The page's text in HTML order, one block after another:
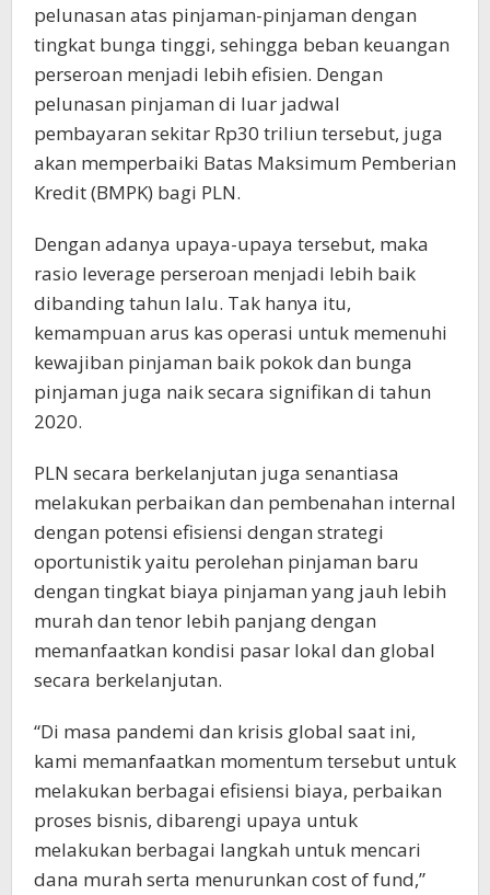
pelunasan atas pinjaman-pinjaman dengan
tingkat bunga tinggi, sehingga beban keuangan
perseroan menjadi lebih efisien. Dengan
pelunasan pinjaman di luar jadwal
pembayaran sekitar Rp30 triliun tersebut, juga
akan memperbaiki Batas Maksimum Pemberian
Kredit (BMPK) bagi PLN.
Dengan adanya upaya-upaya tersebut, maka
rasio leverage perseroan menjadi lebih baik
dibanding tahun lalu. Tak hanya itu,
kemampuan arus kas operasi untuk memenuhi
kewajiban pinjaman baik pokok dan bunga
pinjaman juga naik secara signifikan di tahun
2020.
PLN secara berkelanjutan juga senantiasa
melakukan perbaikan dan pembenahan internal
dengan potensi efisiensi dengan strategi
oportunistik yaitu perolehan pinjaman baru
dengan tingkat biaya pinjaman yang jauh lebih
murah dan tenor lebih panjang dengan
memanfaatkan kondisi pasar lokal dan global
secara berkelanjutan.
“Di masa pandemi dan krisis global saat ini,
kami memanfaatkan momentum tersebut untuk
melakukan berbagai efisiensi biaya, perbaikan
proses bisnis, dibarengi upaya untuk
melakukan berbagai langkah untuk mencari
dana murah serta menurunkan cost of fund,”